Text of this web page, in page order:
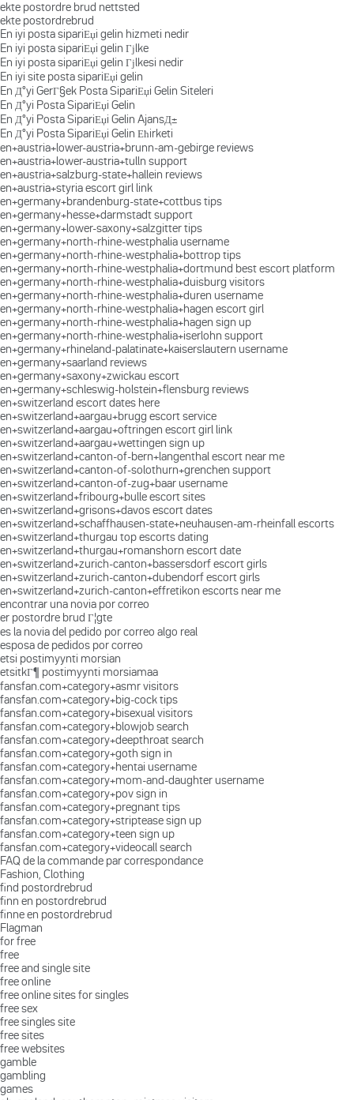
ekte postordre brud nettsted
ekte postordrebrud
En iyi posta sipariЕџi gelin hizmeti nedir
En iyi posta sipariЕџi gelin Гјlke
En iyi posta sipariЕџi gelin Гјlkesi nedir
En iyi site posta sipariЕџi gelin
En Д°yi GerГ§ek Posta SipariЕџi Gelin Siteleri
En Д°yi Posta SipariЕџi Gelin
En Д°yi Posta SipariЕџi Gelin AjansД±
En Д°yi Posta SipariЕџi Gelin Ећirketi
en+austria+lower-austria+brunn-am-gebirge reviews
en+austria+lower-austria+tulln support
en+austria+salzburg-state+hallein reviews
en+austria+styria escort girl link
en+germany+brandenburg-state+cottbus tips
en+germany+hesse+darmstadt support
en+germany+lower-saxony+salzgitter tips
en+germany+north-rhine-westphalia username
en+germany+north-rhine-westphalia+bottrop tips
en+germany+north-rhine-westphalia+dortmund best escort platform
en+germany+north-rhine-westphalia+duisburg visitors
en+germany+north-rhine-westphalia+duren username
en+germany+north-rhine-westphalia+hagen escort girl
en+germany+north-rhine-westphalia+hagen sign up
en+germany+north-rhine-westphalia+iserlohn support
en+germany+rhineland-palatinate+kaiserslautern username
en+germany+saarland reviews
en+germany+saxony+zwickau escort
en+germany+schleswig-holstein+flensburg reviews
en+switzerland escort dates here
en+switzerland+aargau+brugg escort service
en+switzerland+aargau+oftringen escort girl link
en+switzerland+aargau+wettingen sign up
en+switzerland+canton-of-bern+langenthal escort near me
en+switzerland+canton-of-solothurn+grenchen support
en+switzerland+canton-of-zug+baar username
en+switzerland+fribourg+bulle escort sites
en+switzerland+grisons+davos escort dates
en+switzerland+schaffhausen-state+neuhausen-am-rheinfall escorts
en+switzerland+thurgau top escorts dating
en+switzerland+thurgau+romanshorn escort date
en+switzerland+zurich-canton+bassersdorf escort girls
en+switzerland+zurich-canton+dubendorf escort girls
en+switzerland+zurich-canton+effretikon escorts near me
encontrar una novia por correo
er postordre brud Г¦gte
es la novia del pedido por correo algo real
esposa de pedidos por correo
etsi postimyynti morsian
etsitkГ¶ postimyynti morsiamaa
fansfan.com+category+asmr visitors
fansfan.com+category+big-cock tips
fansfan.com+category+bisexual visitors
fansfan.com+category+blowjob search
fansfan.com+category+deepthroat search
fansfan.com+category+goth sign in
fansfan.com+category+hentai username
fansfan.com+category+mom-and-daughter username
fansfan.com+category+pov sign in
fansfan.com+category+pregnant tips
fansfan.com+category+striptease sign up
fansfan.com+category+teen sign up
fansfan.com+category+videocall search
FAQ de la commande par correspondance
Fashion, Clothing
find postordrebrud
finn en postordrebrud
finne en postordrebrud
Flagman
for free
free
free and single site
free online
free online sites for singles
free sex
free singles site
free sites
free websites
gamble
gambling
games